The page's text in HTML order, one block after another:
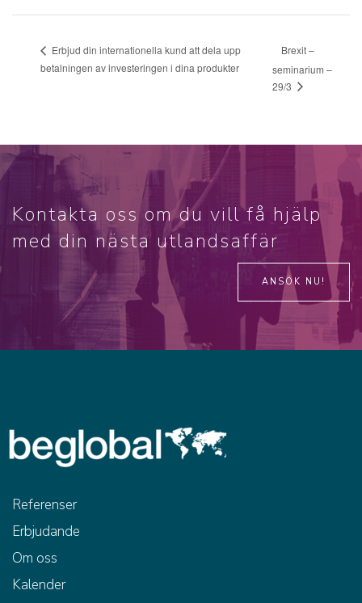
Erbjud din internationella kund att dela upp
betalningen av investeringen i dina produkter
Brexit –
seminarium –
29/3
Kontakta oss om du vill få hjälp
med din nästa utlandsaffär
ANSÖK NU!
Referenser
Erbjudande
Om oss
Kalender